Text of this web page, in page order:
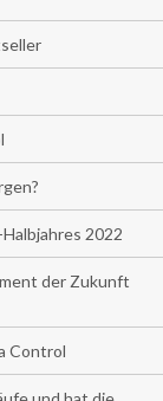
2022
der Zukunft
Control